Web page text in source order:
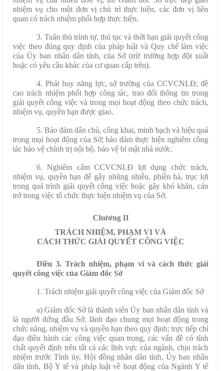
nhiệm vụ cho một đơn vị chủ trì thực hiện, các đơn vị liên
quan có trách nhiệm phối hợp thực hiện.
3. Tuân thủ trình tự, thủ tục và thời hạn giải quyết công
việc theo đúng quy định của pháp luật và Quy chế làm việc
của Ủy ban nhân dân tỉnh, của Sở (trừ trường hợp đột xuất
hoặc có yêu cầu khác của cơ quan cấp trên).
4. Phát huy năng lực, sở trường của CCVCNLĐ; đề
cao trách nhiệm phối hợp công tác, trao đổi thông tin trong
giải quyết công việc và trong mọi hoạt động theo chức trách,
nhiệm vụ, quyền hạn được giao.
5. Bảo đảm dân chủ, công khai, minh bạch và hiệu quả
trong mọi hoạt động của Sở; bảo đảm thực hiện nghiêm công
tác bảo vệ chính trị nội bộ, bảo vệ bí mật nhà nước.
6. Nghiêm cấm CCVCNLĐ lợi dụng chức trách,
nhiệm vụ, quyền hạn để gây nhũng nhiễu, phiền hà, trục lợi
trong quá trình giải quyết công việc hoặc gây khó khăn, cản
trở trong việc tổ chức thực hiện nhiệm vụ của Sở.
Chương II
TRÁCH NHIỆM, PHẠM VI VÀ
CÁCH THỨC GIẢI QUYẾT CÔNG VIỆC
Điều 3. Trách nhiệm, phạm vi và cách thức giải
quyết công việc của Giám đốc Sở
1. Trách nhiệm giải quyết công việc của Giám đốc Sở
a) Giám đốc Sở là thành viên Ủy ban nhân dân tỉnh và
là người đứng đầu Sở, lãnh đạo chung mọi hoạt động trong
chức năng, nhiệm vụ và quyền hạn theo quy định; trực tiếp chỉ
đạo điều hành các công việc quan trọng, các vấn đề có tính
chất quyết định trên tất cả các lĩnh vực của ngành, chịu trách
nhiệm trước Tỉnh ủy, Hội đồng nhân dân tỉnh, Ủy ban nhân
dân tỉnh, Bộ Y tế và pháp luật về hoạt động của Ngành Y tế